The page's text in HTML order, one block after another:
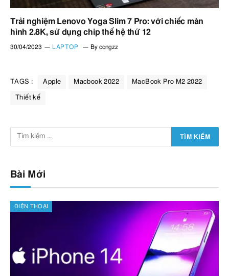
Trải nghiệm Lenovo Yoga Slim 7 Pro: với chiếc màn
hình 2.8K, sử dụng chip thế hệ thứ 12
30/04/2023 LAPTOP By congzz
TAGS : Apple Macbook 2022 MacBook Pro M2 2022
Thiết kế
Bài Mới
ĐIỆN THOẠI